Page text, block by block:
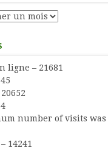
ligne – 21681
number of visits was
14241